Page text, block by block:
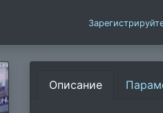
Описание